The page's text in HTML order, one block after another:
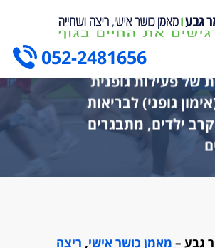
052-2481656
של פעילות גופנית
גופני) לבריאות
ילדים, מתבגרים
גבע – מאמן כושר אישי, ריצה